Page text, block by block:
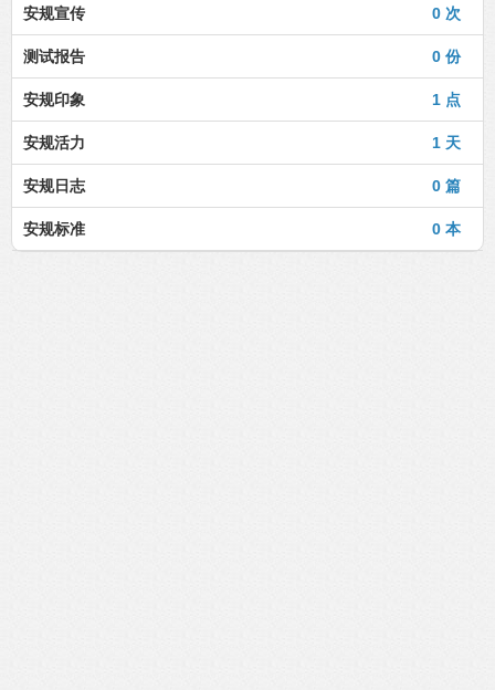
0 次
安规宣传
0 份
测试报告
1 点
安规印象
1 天
安规活力
0 篇
安规日志
0 本
安规标准